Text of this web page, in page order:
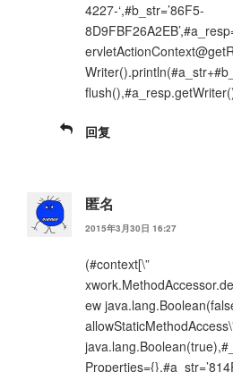
4227-‘,#b_str=’86F5-
回复
匿名
2015年3月30日 16:27
(#context[\”
ew